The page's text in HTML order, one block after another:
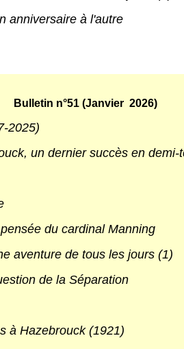
anniversaire à l'autre
Bulletin n°51 (Janvier 2026)
2025)
un dernier succès en demi-
du cardinal Manning
aventure de tous les jours (1)
de la Séparation
à Hazebrouck (1921)